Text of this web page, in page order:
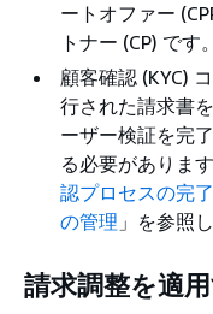
ートオファー
トナー (CP) です。
顧客確認 (KYC)
行された請求書
ーザー検証を完
る必要がありま
認プロセスの完了
の管理 」を参照
請求調整を適